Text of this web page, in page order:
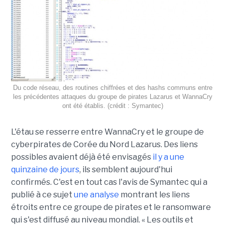
Du code réseau, des routines chiffrées et des hashs communs entre
les précédentes attaques du groupe de pirates Lazarus et WannaCry
ont été établis. (crédit : Symantec)
L'étau se resserre entre WannaCry et le groupe de
cyberpirates de Corée du Nord Lazarus. Des liens
possibles avaient déjà été envisagés il y a une
quinzaine de jours, ils semblent aujourd'hui
confirmés. C'est en tout cas l'avis de Symantec qui a
publié à ce sujet une analyse montrant les liens
étroits entre ce groupe de pirates et le ransomware
qui s'est diffusé au niveau mondial. « Les outils et